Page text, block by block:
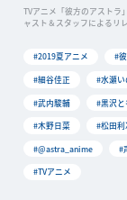
TVアニメ「彼方のアストラ
ャスト＆スタッフによるリ
#2019夏アニメ
#
#細谷佳正
#水瀬い
#武内駿輔
#黒沢と
#木野日菜
#松田利
#@astra_anime
#
#TVアニメ